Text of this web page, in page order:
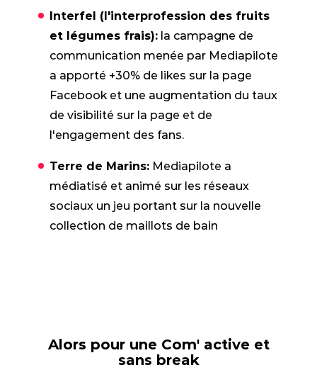
Interfel (l'interprofession des fruits
et légumes frais): la campagne de
communication menée par Mediapilote
a apporté +30% de likes sur la page
Facebook et une augmentation du taux
de visibilité sur la page et de
l'engagement des fans.
Terre de Marins: Mediapilote a
médiatisé et animé sur les réseaux
sociaux un jeu portant sur la nouvelle
collection de maillots de bain
Alors pour une Com' active et
sans break